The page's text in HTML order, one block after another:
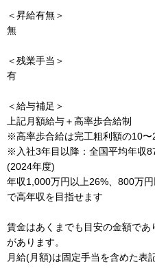
＜昇給有無＞
無
＜残業手当＞
有
＜給与補足＞
上記月額給与＋高率歩合給制
※高率歩合給は完工粗利額の10〜
※入社3年目以降：全国平均年収
(2024年度)
年収1,000万円以上26%、800万
で高年収を目指せます
賃金はあくまでも目安の金額で
があります。
月給(月額)は固定手当を含めた表